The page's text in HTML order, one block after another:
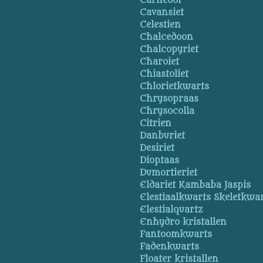
Cavansiet
Celestien
Chalcedoon
Chalcopyriet
Charoiet
Chiastoliet
Chlorietkwarts
Chrysopraas
Chrysocolla
Citrien
Danburiet
Desiriet
Dioptaas
Dumortieriet
Eldariet Kambaba Jaspis
Elestiaalkwarts
Elestialquartz
Enhydro kristallen
Fantoomkwarts
Fadenkwarts
Floater kristallen